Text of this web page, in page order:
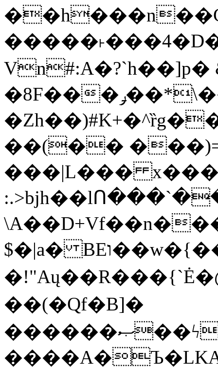
Vn#:A�?`h��]p�
�8F���ݛ��*\��U��S
��(��
���|L���
$�|a� BEו��w�{���;���q�X��d%�������W� hU�(�1�Ū}9�S�F<��i�L3�;�
��(�Qf�B]�
������ޞ��ϟak��r��_39$�8�p���7�2�yIZ�R��x��/